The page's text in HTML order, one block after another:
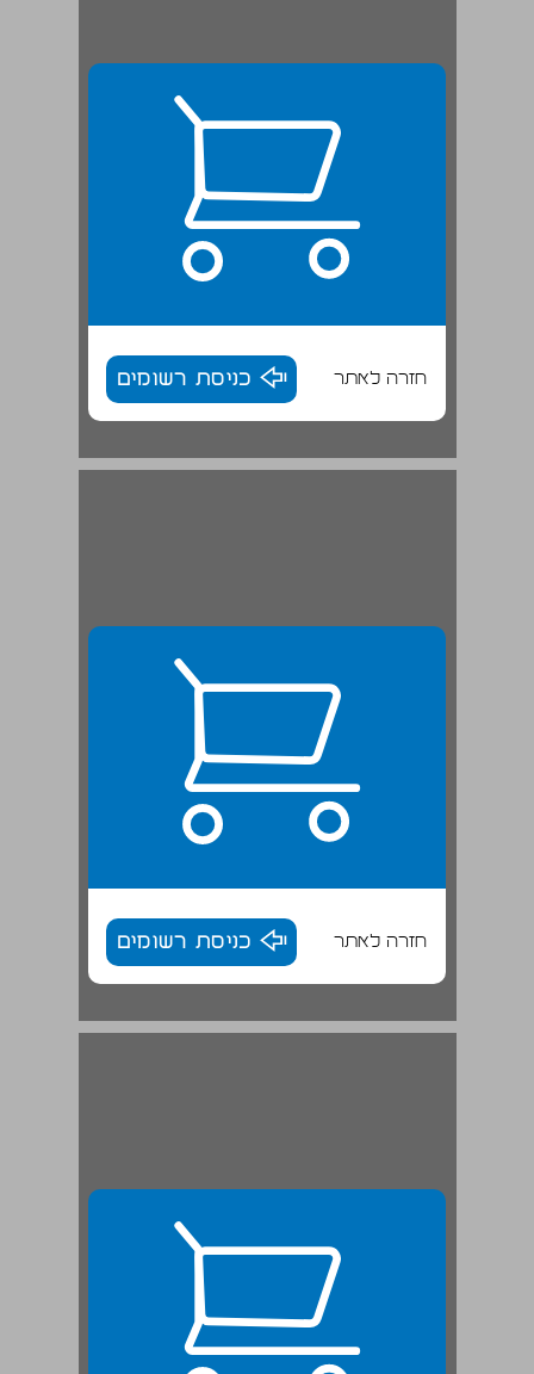
חזרה לאתר כניסת רשומים
חזרה לאתר כניסת רשומים